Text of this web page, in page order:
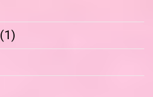
(1)